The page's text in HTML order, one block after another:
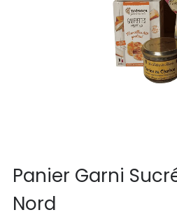
Panier Garni
Nord